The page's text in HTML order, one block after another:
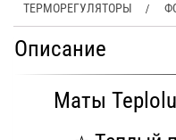
ТЕРМОРЕГУЛЯТОРЫ
Описание
Маты